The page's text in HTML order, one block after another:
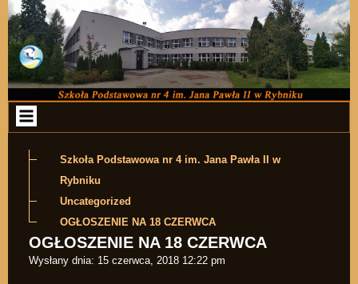
Przejdź do zawartości
Szkoła Podstawowa nr 4 im. Jana Pawła II w
Rybniku
Uncategorized
OGŁOSZENIE NA 18 CZERWCA
OGŁOSZENIE NA 18 CZERWCA
Wysłany dnia: 15 czerwca, 2018 12:22 pm